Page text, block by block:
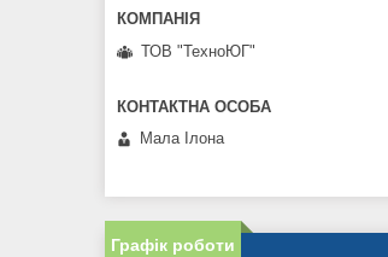
ТОВ "ТехноЮГ"
Мала Iлона
Графік роботи